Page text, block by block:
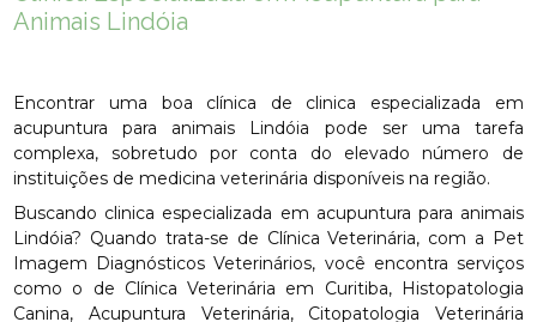
Animais Lindóia
Encontrar uma boa clínica de clinica especializada em
acupuntura para animais Lindóia pode ser uma tarefa
complexa, sobretudo por conta do elevado número de
instituições de medicina veterinária disponíveis na região.
Buscando clinica especializada em acupuntura para animais
Lindóia? Quando trata-se de Clínica Veterinária, com a Pet
Imagem Diagnósticos Veterinários, você encontra serviços
como o de Clínica Veterinária em Curitiba, Histopatologia
Canina, Acupuntura Veterinária, Citopatologia Veterinária